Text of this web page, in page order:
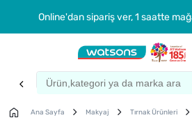
Online'dan sipariş ver, 1 saatte
Ana Sayfa Makyaj Tırnak Ürünleri